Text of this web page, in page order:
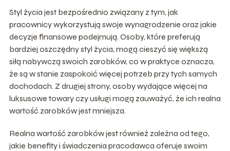
Styl życia jest bezpośrednio związany z tym, jak
pracownicy wykorzystują swoje wynagrodzenie oraz jakie
decyzje finansowe podejmują. Osoby, które preferują
bardziej oszczędny styl życia, mogą cieszyć się większą
siłą nabywczą swoich zarobków, co w praktyce oznacza,
że są w stanie zaspokoić więcej potrzeb przy tych samych
dochodach. Z drugiej strony, osoby wydające więcej na
luksusowe towary czy usługi mogą zauważyć, że ich realna
wartość zarobków jest mniejsza.
Realna wartość zarobków jest również zależna od tego,
jakie benefity i świadczenia pracodawca oferuje swoim